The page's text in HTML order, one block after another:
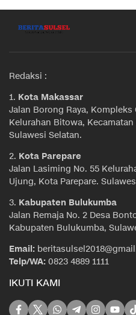
Redaksi :
1. Kota Makassar
Jalan Borong Raya, Kompleks
Kelurahan Bitowa,
Sulawesi Selatan.
2. Kota Parepare
Jalan Lasiming No. 55
Ujung, Kota Parepare.
3. Kabupaten Bulukumba
Jalan Remaja No. 2 Desa
Kabupaten Bulukumba,
Email:
Telp/WA: 0823 4889 1111
IKUTI KAMI